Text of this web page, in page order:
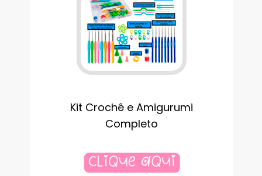
Kit Crochê e Amigurumi
Completo